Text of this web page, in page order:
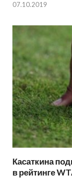
07.10.2019
Касаткина
в рейтинге